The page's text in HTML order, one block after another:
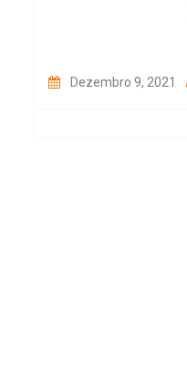
Dezembro 9, 2021